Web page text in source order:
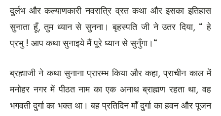
दुर्लभ और कल्याणकारी नवरात्रि व्रत कथा और इसका इतिहास
सुनाता हूँ, तुम ध्यान से सुनना। बृहस्पति जी ने उतर दिया, “ हे
प्रभु ! आप कथा सुनाइये मैं पूरे ध्यान से सुनुँगा।“
ब्रह्माजी ने कथा सुनाना प्रारम्भ किया और कहा, प्राचीन काल में
मनोहर नगर में पीठत नाम का एक अनाथ ब्राह्मण रहता था, वह
भगवती दुर्गा का भक्त था। बह प्रतिदिन माँ दुर्गा का हवन और पूजन